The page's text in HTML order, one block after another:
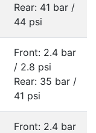
Rear: 41 bar /
44 psi
Front: 2.4 bar
/ 2.8 psi
Rear: 35 bar /
41 psi
Front: 2.4 bar